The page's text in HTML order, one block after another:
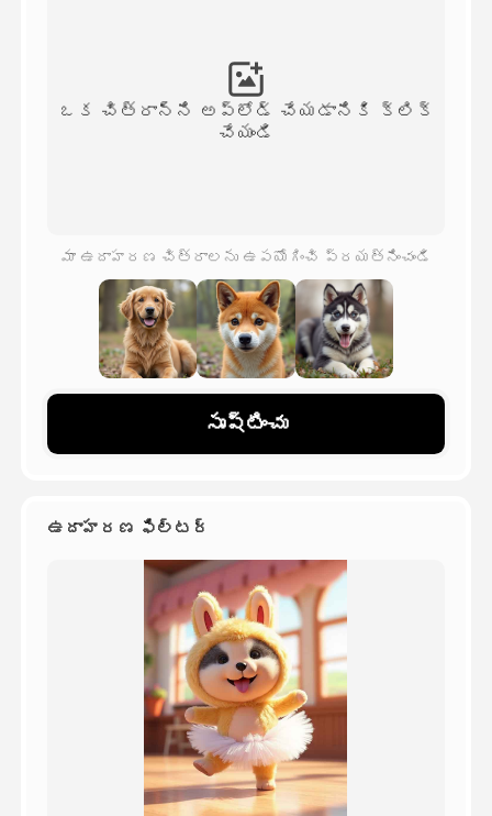
అన్ని టెంప్లేట్‌లను చూడండి
బ్లాగ్
ఒక చిత్రాన్ని అప్‌లోడ్ చేయడానికి క్లిక్
చేయండి
మా ఉదాహరణ చిత్రాలను ఉపయోగించి ప్రయత్నించండి
సృష్టించు
ఉదాహరణ ఫిల్టర్